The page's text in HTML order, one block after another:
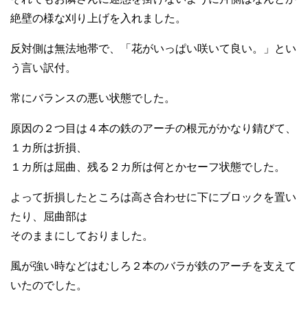
絶壁の様な刈り上げを入れました。
反対側は無法地帯で、「花がいっぱい咲いて良い。」とい
う言い訳付。
常にバランスの悪い状態でした。
原因の２つ目は４本の鉄のアーチの根元がかなり錆びて、
１カ所は折損、
１カ所は屈曲、残る２カ所は何とかセーフ状態でした。
よって折損したところは高さ合わせに下にブロックを置い
たり、屈曲部は
そのままにしておりました。
風が強い時などはむしろ２本のバラが鉄のアーチを支えて
いたのでした。